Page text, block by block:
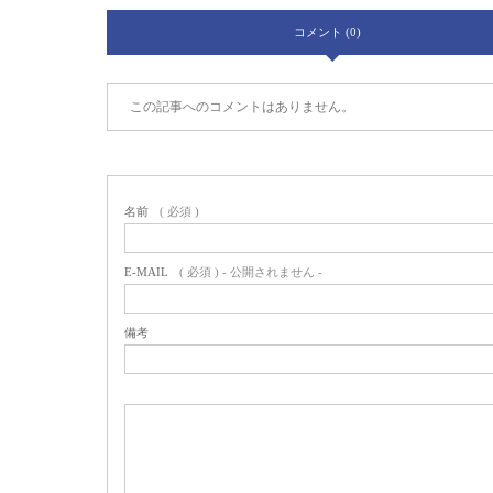
コメント (0)
この記事へのコメントはありません。
名前 ( 必須 )
E-MAIL ( 必須 ) - 公開されません -
備考